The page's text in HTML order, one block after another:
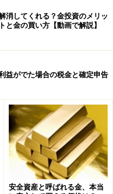
らない
る現物資産です。株の場合
になる恐れもありますが、
ありません。そして、世界
す。
などに左右されない
るため、政治経済が不安定
いう特徴があります。その
場合には安全資産としてそ
目が集まりやすくなってい
消してくれる？金投資のメリッ
と金の買い方【動画で解説】
益がでた場合の税金と確定申告
安全資産と呼ばれる金、本当